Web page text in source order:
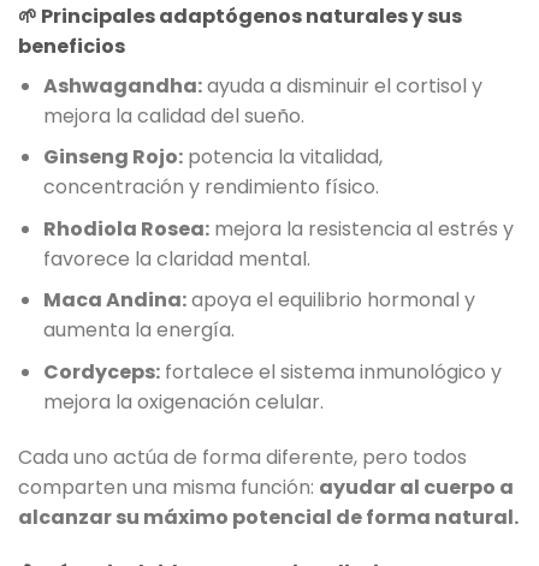
🌱 Principales adaptógenos naturales y sus
beneficios
Ashwagandha:ayuda a disminuir el cortisol y
mejora la calidad del sueño.
Ginseng Rojo:potencia la vitalidad,
concentración y rendimiento físico.
Rhodiola Rosea:mejora la resistencia al estrés y
favorece la claridad mental.
Maca Andina:apoya el equilibrio hormonal y
aumenta la energía.
Cordyceps:fortalece el sistema inmunológico y
mejora la oxigenación celular.
Cada uno actúa de forma diferente, pero todos
comparten una misma función: ayudar al cuerpo a
alcanzar su máximo potencial de forma natural.